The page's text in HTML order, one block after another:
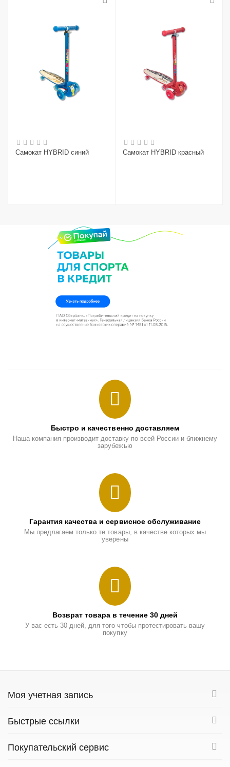
Самокат HYBRID синий Самокат HYBRID красный
Быстро и качественно доставляем
Наша компания производит доставку по всей России и ближнему
зарубежью
Гарантия качества и сервисное обслуживание
Мы предлагаем только те товары, в качестве которых мы
уверены
Возврат товара в течение 30 дней
У вас есть 30 дней, для того чтобы протестировать вашу
покупку
Моя учетная запись
Быстрые ссылки
Покупательский сервис